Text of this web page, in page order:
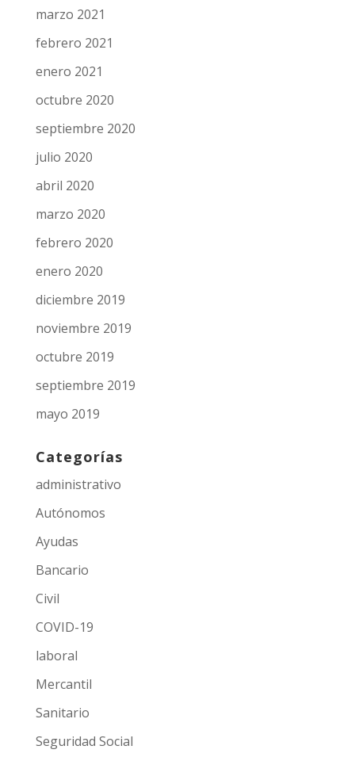
marzo 2021
febrero 2021
enero 2021
octubre 2020
septiembre 2020
julio 2020
abril 2020
marzo 2020
febrero 2020
enero 2020
diciembre 2019
noviembre 2019
octubre 2019
septiembre 2019
mayo 2019
Categorías
administrativo
Autónomos
Ayudas
Bancario
Civil
COVID-19
laboral
Mercantil
Sanitario
Seguridad Social